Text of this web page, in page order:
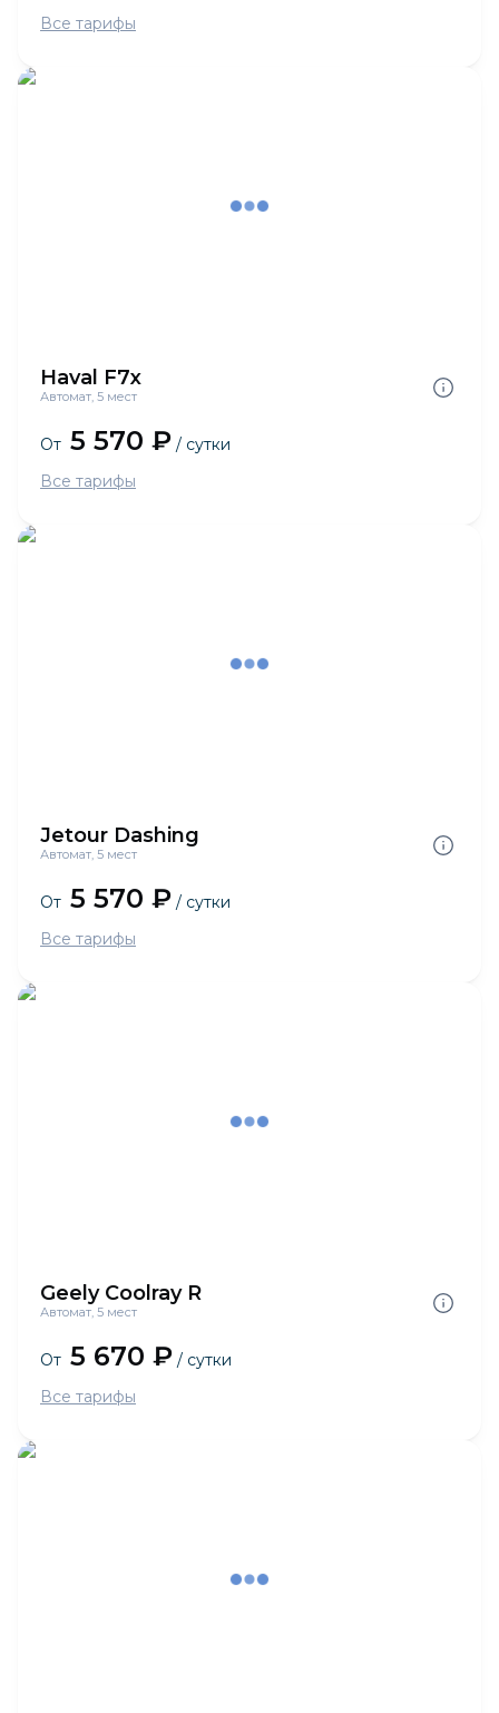
Все тарифы
Haval F7x
Автомат, 5 мест
От 5 570 ₽ / сутки
Все тарифы
Jetour Dashing
Автомат, 5 мест
От 5 570 ₽ / сутки
Все тарифы
Geely Coolray R
Автомат, 5 мест
От 5 670 ₽ / сутки
Все тарифы